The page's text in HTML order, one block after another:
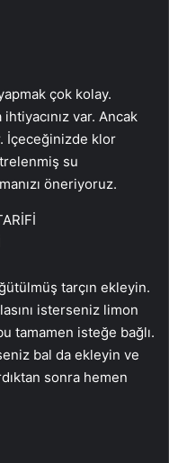
çok kolay.
var. Ancak
İçeceğinizde klor
su
öneriyoruz.
tarçın ekleyin.
isterseniz limon
tamamen isteğe bağlı.
bal da ekleyin ve
sonra hemen